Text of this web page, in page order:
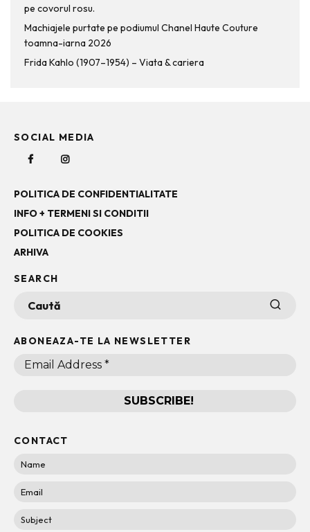
pe covorul rosu.
Machiajele purtate pe podiumul Chanel Haute Couture
toamna-iarna 2026
Frida Kahlo (1907–1954) – Viata & cariera
SOCIAL MEDIA
POLITICA DE CONFIDENTIALITATE
INFO + TERMENI SI CONDITII
POLITICA DE COOKIES
ARHIVA
SEARCH
ABONEAZA-TE LA NEWSLETTER
CONTACT